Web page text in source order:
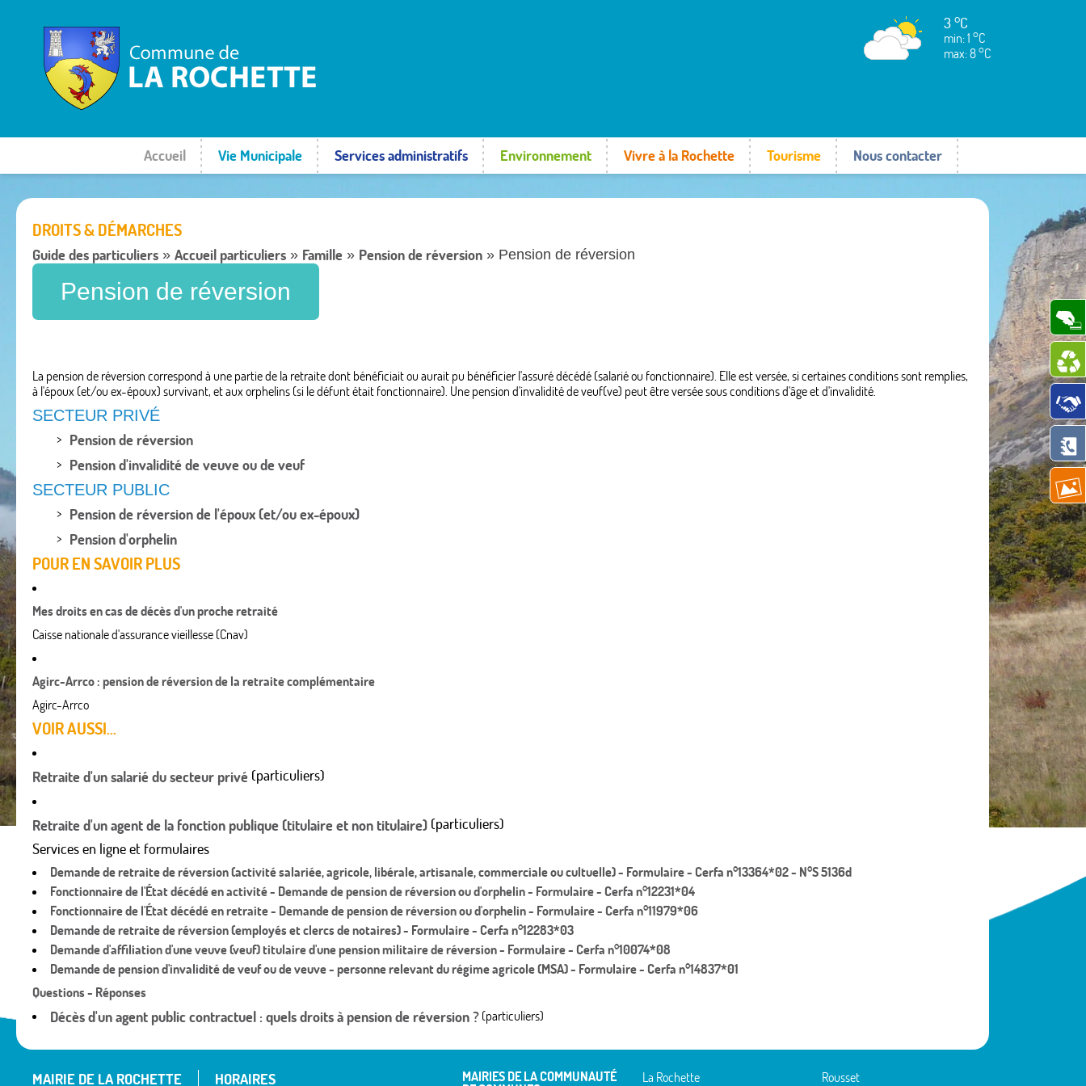
3 °C
min: 1 °C
max: 8 °C
Accueil Vie Municipale Services administratifs Environnement Vivre à la Rochette Tourisme Nous contacter
DROITS & DÉMARCHES
Guide des particuliers » Accueil particuliers » Famille » Pension de réversion » Pension de réversion
Pension de réversion
La pension de réversion correspond à une partie de la retraite dont bénéficiait ou aurait pu bénéficier l'assuré décédé (salarié ou fonctionnaire). Elle est versée, si certaines conditions sont remplies,
à l'époux (et/ou ex-époux) survivant, et aux orphelins (si le défunt était fonctionnaire). Une pension d'invalidité de veuf(ve) peut être versée sous conditions d'âge et d'invalidité.
SECTEUR PRIVÉ
Pension de réversion
Pension d'invalidité de veuve ou de veuf
SECTEUR PUBLIC
Pension de réversion de l'époux (et/ou ex-époux)
Pension d'orphelin
POUR EN SAVOIR PLUS
Mes droits en cas de décès d'un proche retraité
Caisse nationale d'assurance vieillesse (Cnav)
Agirc-Arrco : pension de réversion de la retraite complémentaire
Agirc-Arrco
VOIR AUSSI...
Retraite d'un salarié du secteur privé (particuliers)
Retraite d'un agent de la fonction publique (titulaire et non titulaire) (particuliers)
Services en ligne et formulaires
Demande de retraite de réversion (activité salariée, agricole, libérale, artisanale, commerciale ou cultuelle) - Formulaire - Cerfa n°13364*02 - N°S 5136d
Fonctionnaire de l'État décédé en activité - Demande de pension de réversion ou d'orphelin - Formulaire - Cerfa n°12231*04
Fonctionnaire de l'État décédé en retraite - Demande de pension de réversion ou d'orphelin - Formulaire - Cerfa n°11979*06
Demande de retraite de réversion (employés et clercs de notaires) - Formulaire - Cerfa n°12283*03
Demande d'affiliation d'une veuve (veuf) titulaire d'une pension militaire de réversion - Formulaire - Cerfa n°10074*08
Demande de pension d'invalidité de veuf ou de veuve - personne relevant du régime agricole (MSA) - Formulaire - Cerfa n°14837*01
Questions - Réponses
Décès d'un agent public contractuel : quels droits à pension de réversion ? (particuliers)
MAIRIE DE LA ROCHETTE HORAIRES
MAIRIES DE LA COMMUNAUTÉ
La Rochette Rousset